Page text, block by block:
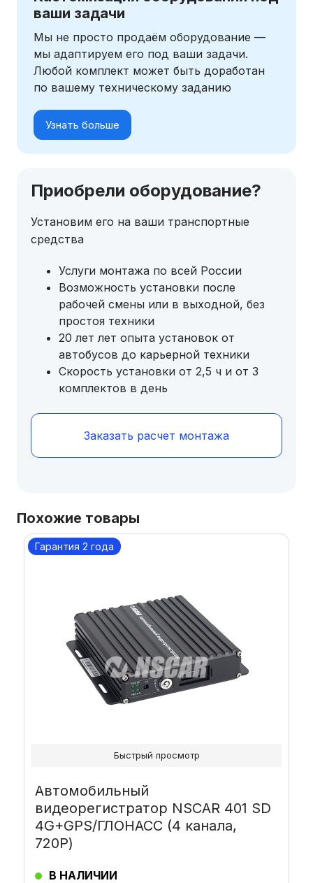
ваши задачи
Мы не просто продаём оборудование —
мы адаптируем его под ваши задачи.
Любой комплект может быть доработан
по вашему техническому заданию
Узнать больше
Приобрели оборудование?
Установим его на ваши транспортные
средства
Услуги монтажа по всей России
Возможность установки после
рабочей смены или в выходной, без
простоя техники
20 лет лет опыта установок от
автобусов до карьерной техники
Скорость установки от 2,5 ч и от 3
комплектов в день
Заказать расчет монтажа
Похожие товары
Гарантия 2 года
Автомобильный
видеорегистратор NSCAR 401 SD
4G+GPS/ГЛОНАСС (4 канала,
720Р)
В НАЛИЧИИ
Быстрый просмотр